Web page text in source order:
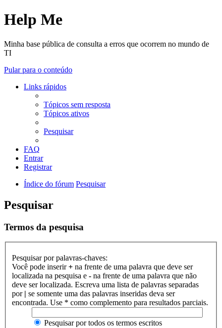
Help Me
Minha base pública de consulta a erros que ocorrem no mundo de
TI
Pular para o conteúdo
Links rápidos
Tópicos sem resposta
Tópicos ativos
Pesquisar
FAQ
Entrar
Registrar
Índice do fórum Pesquisar
Pesquisar
Termos da pesquisa
Pesquisar por palavras-chaves:
Você pode inserir+ na frente de uma palavra que deve ser
localizada na pesquisa e - na frente de uma palavra que não
deve ser localizada. Escreva uma lista de palavras separadas
por | se somente uma das palavras inseridas deva ser
encontrada. Use * como complemento para resultados parciais.
Pesquisar por todos os termos escritos